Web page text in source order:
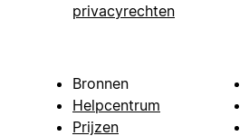
privacyrechten
Bronnen
Helpcentrum
Prijzen